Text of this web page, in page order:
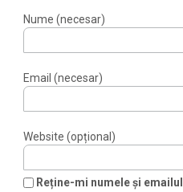
Nume (necesar)
Email (necesar)
Website (opțional)
Reține-mi numele și